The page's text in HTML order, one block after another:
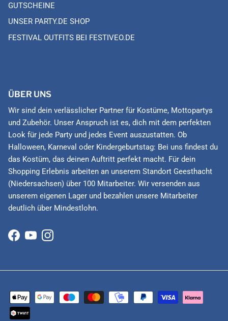
GUTSCHEINE
UNSER PARTY.DE SHOP
FESTIVAL OUTFITS BEI FESTIVEO.DE
ÜBER UNS
Wir sind dein verlässlicher Partner für Kostüme, Mottopartys
und Zubehör. Unser Anspruch ist es, dich mit dem perfekten
Look für jede Party und jedes Event auszustatten. Ob
Halloween, Karneval oder Kindergeburtstag: Bei uns findest du
das Kostüm, das deinen Auftritt perfekt macht. Für dein
Shopping Erlebnis arbeiten an unserem Standort Geesthacht
(Niedersachsen) über 100 Mitarbeiter. Wir versenden aus
unserem eigenen Lager und bezahlen unsere Mitarbeiter
deutlich über Mindestlohn.
Facebook
YouTubeInstagram